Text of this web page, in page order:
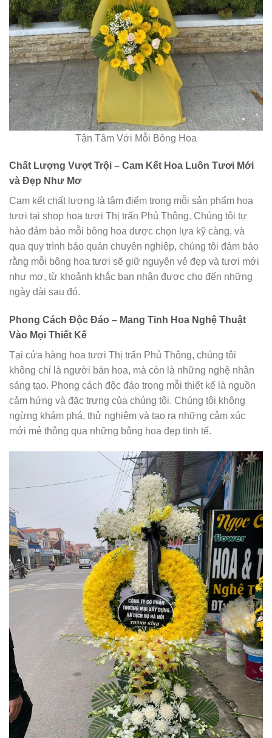
Tận Tâm Với Mỗi Bông Hoa
Chất Lượng Vượt Trội – Cam Kết Hoa Luôn Tươi Mới
và Đẹp Như Mơ
Cam kết chất lượng là tâm điểm trong mỗi sản phẩm hoa
tươi tại shop hoa tươi Thị trấn Phủ Thông. Chúng tôi tự
hào đảm bảo mỗi bông hoa được chọn lựa kỹ càng, và
qua quy trình bảo quản chuyên nghiệp, chúng tôi đảm bảo
rằng mỗi bông hoa tươi sẽ giữ nguyên vẻ đẹp và tươi mới
như mơ, từ khoảnh khắc bạn nhận được cho đến những
ngày dài sau đó.
Phong Cách Độc Đáo – Mang Tinh Hoa Nghệ Thuật
Vào Mọi Thiết Kế
Tại cửa hàng hoa tươi Thị trấn Phủ Thông, chúng tôi
không chỉ là người bán hoa, mà còn là những nghệ nhân
sáng tạo. Phong cách độc đáo trong mỗi thiết kế là nguồn
cảm hứng và đặc trưng của chúng tôi. Chúng tôi không
ngừng khám phá, thử nghiệm và tạo ra những cảm xúc
mới mẻ thông qua những bông hoa đẹp tinh tế.